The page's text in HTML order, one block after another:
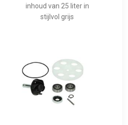
inhoud van 25 liter in
stijlvol grijs